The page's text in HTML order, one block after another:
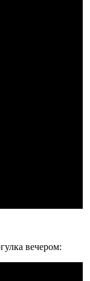
вечером: